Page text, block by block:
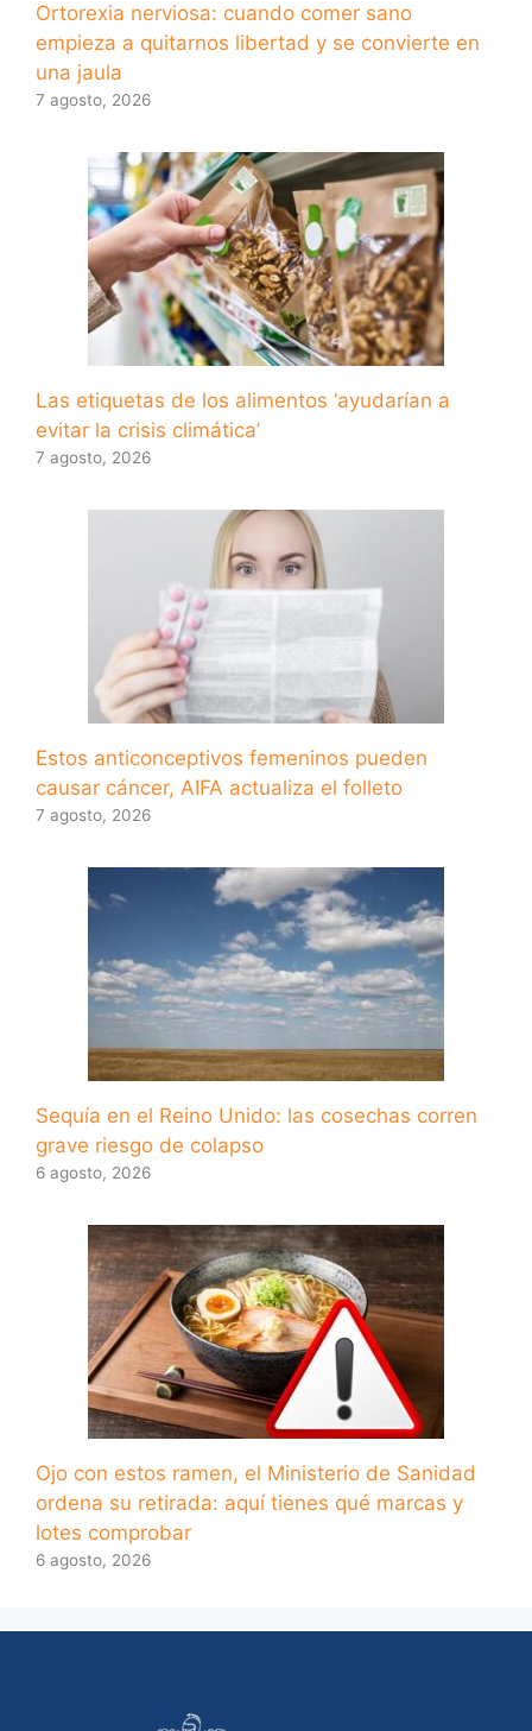
Ortorexia nerviosa: cuando comer sano
empieza a quitarnos libertad y se convierte en
una jaula
7 agosto, 2026
Las etiquetas de los alimentos ‘ayudarían a
evitar la crisis climática’
7 agosto, 2026
Estos anticonceptivos femeninos pueden
causar cáncer, AIFA actualiza el folleto
7 agosto, 2026
Sequía en el Reino Unido: las cosechas corren
grave riesgo de colapso
6 agosto, 2026
Ojo con estos ramen, el Ministerio de Sanidad
ordena su retirada: aquí tienes qué marcas y
lotes comprobar
6 agosto, 2026